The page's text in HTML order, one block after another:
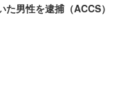
男性を逮捕（ACCS）